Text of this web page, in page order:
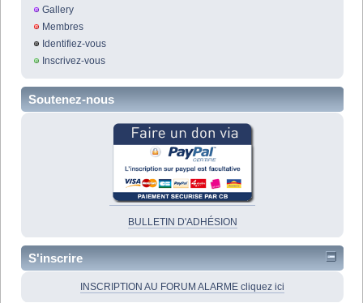
Gallery
Membres
Identifiez-vous
Inscrivez-vous
Soutenez-nous
BULLETIN D'ADHÉSION
S'inscrire
INSCRIPTION AU FORUM ALARME cliquez ici